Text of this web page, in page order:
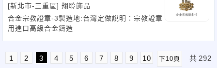
[新北市-三重區] 翔聆飾品
合金宗教證章-3製造地:台灣定做說明：宗教證章
用進口高級合金鑄造
1 2 3 4 5 6 7 8 9 10 下10頁 共 292